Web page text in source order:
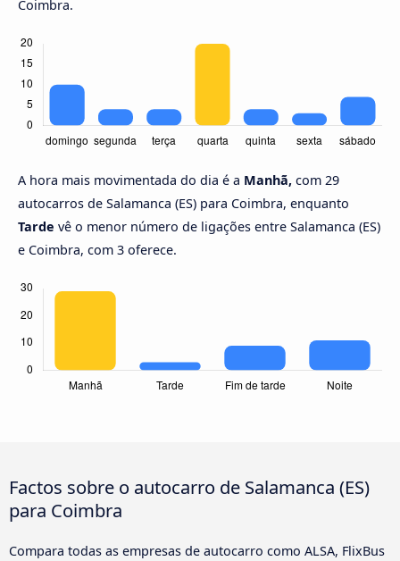
Coimbra.
A hora mais movimentada do dia é a Manhã, com 29
autocarros de Salamanca (ES) para Coimbra, enquanto
Tarde vê o menor número de ligações entre Salamanca (ES)
e Coimbra, com 3 oferece.
Factos sobre o autocarro de Salamanca (ES)
para Coimbra
Compara todas as empresas de autocarro como ALSA, FlixBus